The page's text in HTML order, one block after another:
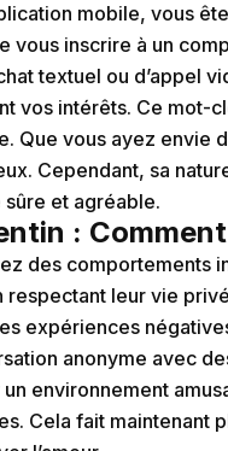
mobile, vous
vous inscrire à un
textuel ou d’appel
vos intérêts. Ce mot-
Que vous ayez envie
Cependant, sa
et agréable.
:
des comportements
leur vie
expériences
anonyme avec
environnement
Cela fait maintenant